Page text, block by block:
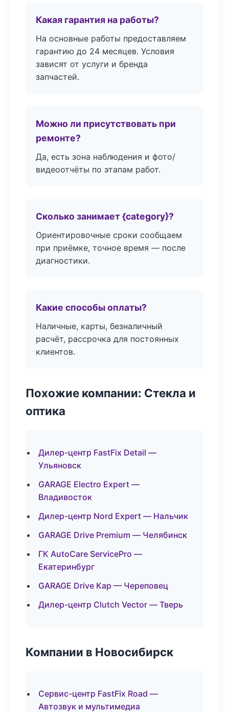
Какая гарантия на работы?
На основные работы предоставляем
гарантию до 24 месяцев. Условия
зависят от услуги и бренда
запчастей.
Можно ли присутствовать при
ремонте?
Да, есть зона наблюдения и фото/
видеоотчёты по этапам работ.
Сколько занимает {category}?
Ориентировочные сроки сообщаем
при приёмке, точное время — после
диагностики.
Какие способы оплаты?
Наличные, карты, безналичный
расчёт, рассрочка для постоянных
клиентов.
Похожие компании: Стекла и
оптика
Дилер-центр FastFix Detail —
Ульяновск
GARAGE Electro Expert —
Владивосток
Дилер-центр Nord Expert — Нальчик
GARAGE Drive Premium — Челябинск
ГК AutoCare ServicePro —
Екатеринбург
GARAGE Drive Кар — Череповец
Дилер-центр Clutch Vector — Тверь
Компании в Новосибирск
Сервис-центр FastFix Road —
Автозвук и мультимедиа